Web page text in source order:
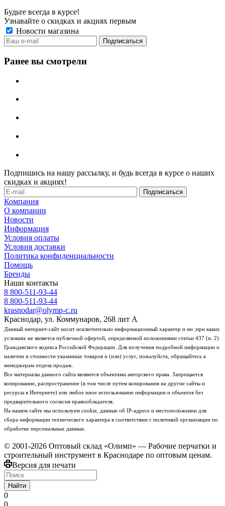
Будьте всегда в курсе!
Узнавайте о скидках и акциях первым
Новости магазина
Ранее вы смотрели
Подпишись на нашу рассылку, и будь всегда в курсе о наших
скидках и акциях!
Компания
О компании
Новости
Информация
Условия оплаты
Условия доставки
Политика конфиденциальности
Помощь
Бренды
Наши контакты
8 800-511-93-44
8 800-511-93-44
krasnodar@olymp-c.ru
Краснодар, ул. Коммунаров, 268 лит А
Данный интернет-сайт носит исключительно информационный характер и ни ;при каких
условиях не является публичной офертой, определяемой положениями статьи 437 (п. 2)
Гражданского кодекса Российской Федерации. Для получения подробной информации о
наличии и стоимости указанных товаров и (или) услуг, пожалуйста, обращайтесь к
менеджерам отдела продаж.
Все материалы данного сайта являются объектами авторского права. Запрещается
копирование, распространение (в том числе путем копирования на другие сайты и
ресурсы в Интернете) или любое иное использование информации и объектов без
предварительного согласия правообладателя.
На нашем сайте мы используем cookie, данные об IP-адресе и местоположении для
сбора информации технического характера в соответствии с политикой организации по
обработке персональных данных.
© 2001-2026 Оптовый склад «Олимп» — Рабочие перчатки и
строительный инструмент в Краснодаре по оптовым ценам.
Версия для печати
Найти
0